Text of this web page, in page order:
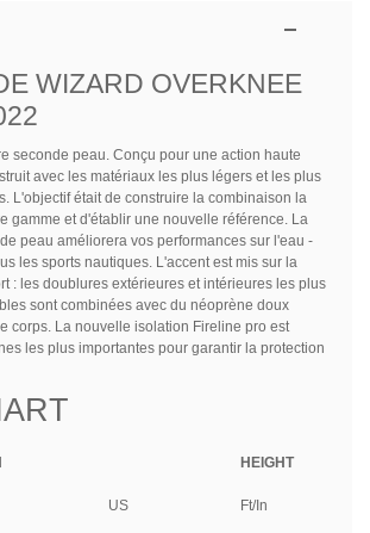
WIZARD OVERKNEE
seconde peau. Conçu pour une action haute
avec les matériaux les plus légers et les plus
L'objectif était de construire la combinaison la
gamme et d'établir une nouvelle référence. La
peau améliorera vos performances sur l'eau -
les sports nautiques. L'accent est mis sur la
: les doublures extérieures et intérieures les plus
sont combinées avec du néoprène doux
corps. La nouvelle isolation Fireline pro est
les plus importantes pour garantir la protection
HEIGHT
US Ft/In